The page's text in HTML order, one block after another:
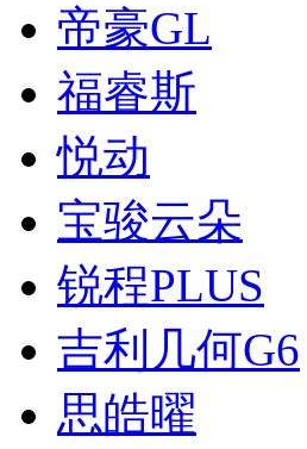
帝豪GL
福睿斯
悦动
宝骏云朵
锐程PLUS
吉利几何G6
思皓曜